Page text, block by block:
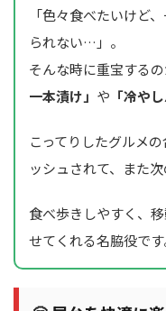
「色々食べたいけど
られない…」。
そんな時に重宝する
一本漬け」 や 「冷や
こってりしたグルメ
ッシュされて、また
食べ歩きしやすく、
せてくれる名脇役です